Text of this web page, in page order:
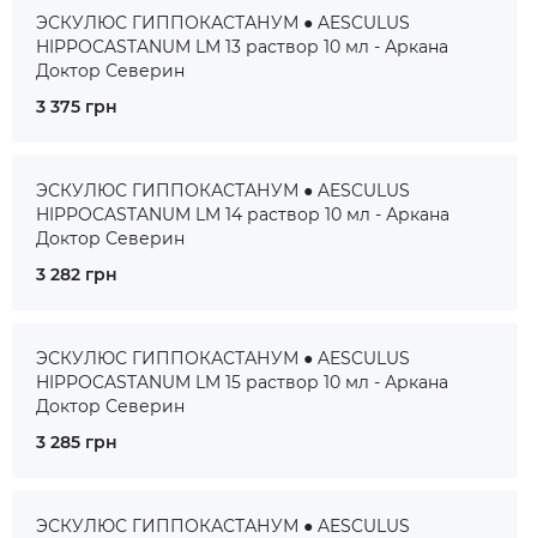
ЭСКУЛЮС ГИППОКАСТАНУМ ● AESCULUS
HIPPOCASTANUM LM 13 раствор 10 мл - Аркана
Доктор Северин
3 375 грн
ЭСКУЛЮС ГИППОКАСТАНУМ ● AESCULUS
HIPPOCASTANUM LM 14 раствор 10 мл - Аркана
Доктор Северин
3 282 грн
ЭСКУЛЮС ГИППОКАСТАНУМ ● AESCULUS
HIPPOCASTANUM LM 15 раствор 10 мл - Аркана
Доктор Северин
3 285 грн
ЭСКУЛЮС ГИППОКАСТАНУМ ● AESCULUS